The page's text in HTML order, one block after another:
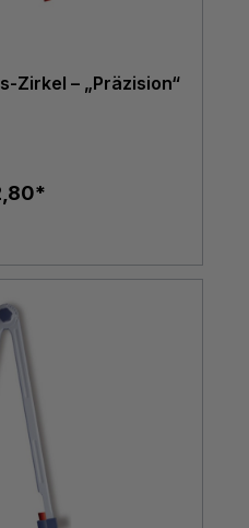
Zirkel – „Präzision“